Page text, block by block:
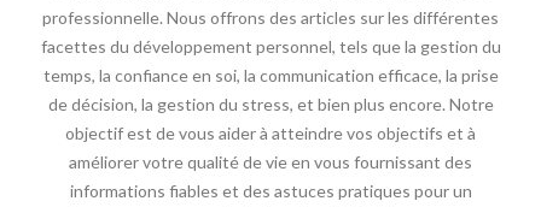
professionnelle. Nous offrons des articles sur les différentes
facettes du développement personnel, tels que la gestion du
temps, la confiance en soi, la communication efficace, la prise
de décision, la gestion du stress, et bien plus encore. Notre
objectif est de vous aider à atteindre vos objectifs et à
améliorer votre qualité de vie en vous fournissant des
informations fiables et des astuces pratiques pour un